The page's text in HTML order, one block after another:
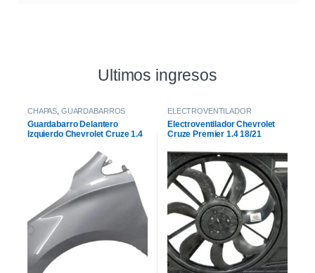
Ultimos ingresos
CHAPAS GUARDABARROS
Guardabarro Delantero
Izquierdo Chevrolet Cruze 1.4
ELECTROVENTILADOR
Electroventilador Chevrolet
Cruze Premier 1.4 18/21